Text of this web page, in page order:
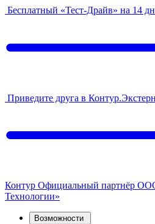
Бесплатный «Тест-Драйв» на 14
Приведите друга в
Контур Официальный партнёр
Технологии»
Возможности